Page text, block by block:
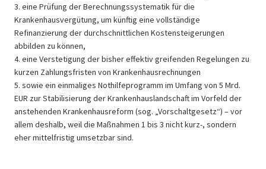
3. eine Prüfung der Berechnungssystematik für die
Krankenhausvergütung, um künftig eine vollständige
Refinanzierung der durchschnittlichen Kostensteigerungen
abbilden zu können,
4. eine Verstetigung der bisher effektiv greifenden Regelungen zu
kurzen Zahlungsfristen von Krankenhausrechnungen
5. sowie ein einmaliges Nothilfeprogramm im Umfang von 5 Mrd.
EUR zur Stabilisierung der Krankenhauslandschaft im Vorfeld der
anstehenden Krankenhausreform (sog. „Vorschaltgesetz“) – vor
allem deshalb, weil die Maßnahmen 1 bis 3 nicht kurz-, sondern
eher mittelfristig umsetzbar sind.